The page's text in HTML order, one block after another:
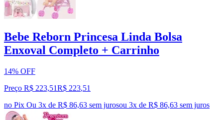
Bebe Reborn Princesa Linda Bolsa
Enxoval Completo + Carrinho
14% OFF
Preço R$ 223,51R$ 223,51
no Pix Ou 3x de R$ 86,63 sem jurosou 3x de R$ 86,63 sem juros